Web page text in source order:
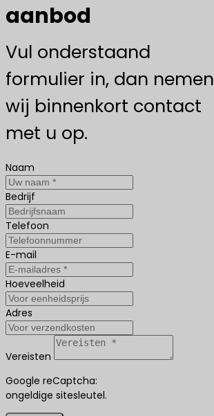
aanbod
Vul onderstaand
formulier in, dan nemen
wij binnenkort contact
met u op.
Naam
Bedrijf
Telefoon
E-mail
Hoeveelheid
Adres
Vereisten
Google reCaptcha:
ongeldige sitesleutel.